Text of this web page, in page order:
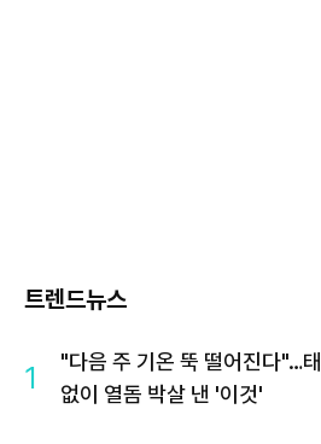
트렌드뉴스
1
"다음 주 기온 뚝 떨어진다"…
없이 열돔 박살 낸 '이것'